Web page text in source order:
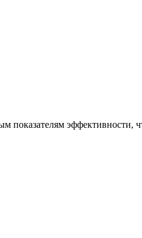
эффективности,